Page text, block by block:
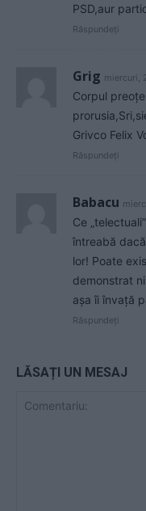
PSD,aur
Răspundeți
Grig miercuri,
Corpul
Grivco Felix
Răspundeți
Babacu
Ce
întreabă
lor! Poate
demonstrat
așa îi învață
Răspundeți
LĂSAȚI UN MESAJ